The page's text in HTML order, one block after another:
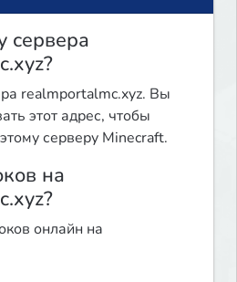
сервера
realmportalmc.xyz. Вы
этот адрес, чтобы
серверу Minecraft.
на
онлайн на